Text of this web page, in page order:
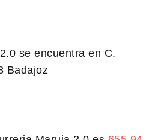
se encuentra en C.
Badajoz